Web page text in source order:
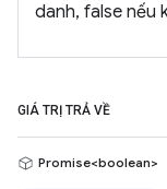
danh, false nếu
GIÁ TRỊ TRẢ VỀ
Promise<boolean>